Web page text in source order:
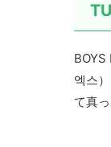
엑스
て真